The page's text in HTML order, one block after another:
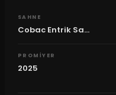
SAHNE
Cobac Entrik Sa...
PROMIYER
2025